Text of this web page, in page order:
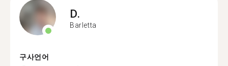
D.
Barletta
구사언어